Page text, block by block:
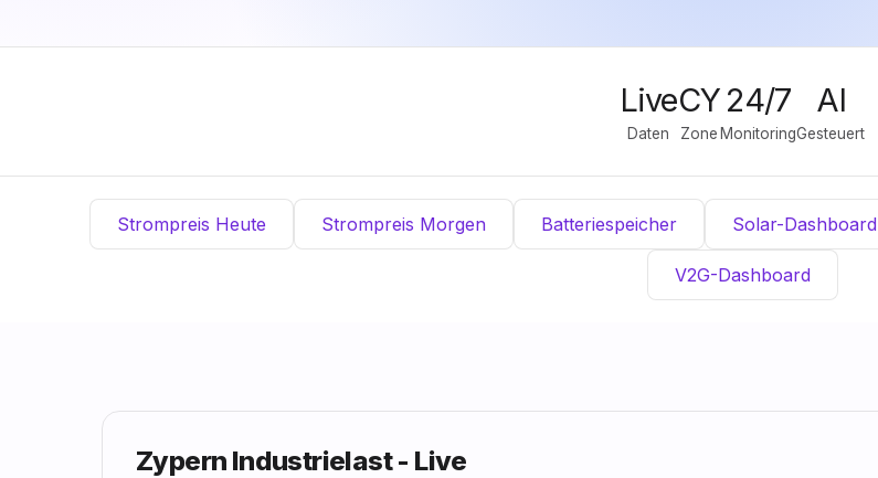
Live
Daten
CY
Zone
24/7
Monitoring
AI
Gesteuert
Strompreis Heute Strompreis Morgen Batteriespeicher Solar-Dashboard
V2G-Dashboard
Zypern Industrielast - Live